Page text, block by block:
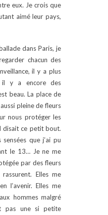
eux. Je crois que
aimé leur pays,
dans Paris, je
chacun des
il y a plus
il y a encore des
beau. La place de
pleine de fleurs
nous protéger les
disait ce petit bout.
sensées que j’ai pu
le 13… Je ne me
par des fleurs
Elles me
l’avenir. Elles me
hommes malgré
pas une si petite